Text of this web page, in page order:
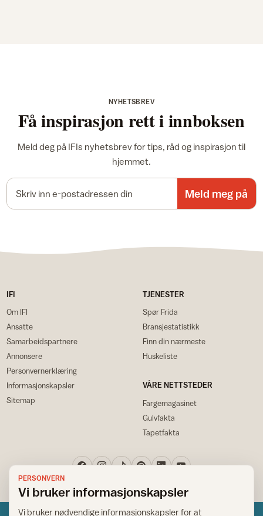
NYHETSBREV
Få inspirasjon rett i innboksen
Meld deg på IFIs nyhetsbrev for tips, råd og inspirasjon til
hjemmet.
Meld meg på
IFI
Om IFI
Ansatte
Samarbeidspartnere
Annonsere
Personvernerklæring
Informasjonskapsler
Sitemap
TJENESTER
Spør Frida
Bransjestatistikk
Finn din nærmeste
Huskeliste
VÅRE NETTSTEDER
Fargemagasinet
Gulvfakta
Tapetfakta
PERSONVERN
Vi bruker informasjonskapsler
Vi bruker nødvendige informasjonskapsler for at